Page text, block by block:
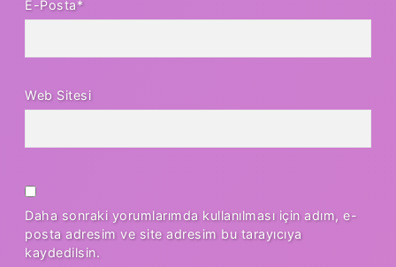
E-Posta*
Web Sitesi
Daha sonraki yorumlarımda kullanılması için adım, e-
posta adresim ve site adresim bu tarayıcıya
kaydedilsin.